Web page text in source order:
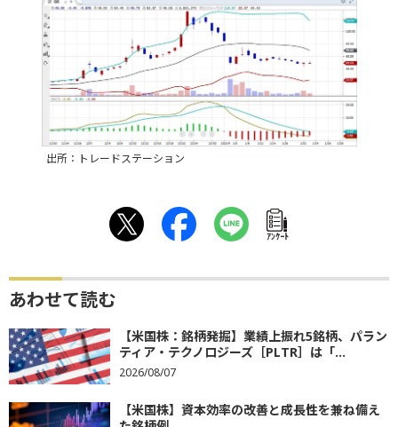
出所：トレードステーション
ｱﾝｹｰﾄ
あわせて読む
【米国株：銘柄発掘】業績上振れ5銘柄、パラン
ティア・テクノロジーズ［PLTR］は「...
2026/08/07
【米国株】資本効率の改善と成長性を兼ね備え